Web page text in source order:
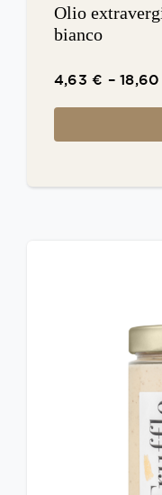
Olio
bianco
4,63€ –18,60